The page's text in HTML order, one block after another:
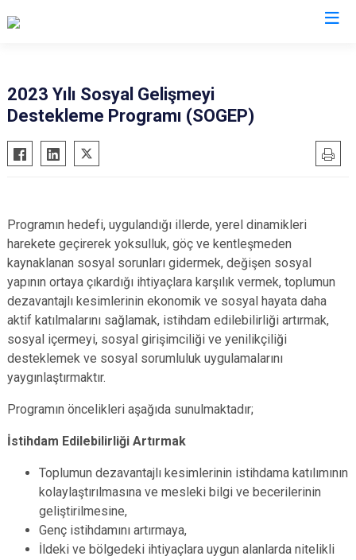
2023 Yılı Sosyal Gelişmeyi
Destekleme Programı (SOGEP)
Programın hedefi, uygulandığı illerde, yerel dinamikleri
harekete geçirerek yoksulluk, göç ve kentleşmeden
kaynaklanan sosyal sorunları gidermek, değişen sosyal
yapının ortaya çıkardığı ihtiyaçlara karşılık vermek, toplumun
dezavantajlı kesimlerinin ekonomik ve sosyal hayata daha
aktif katılmalarını sağlamak, istihdam edilebilirliği artırmak,
sosyal içermeyi, sosyal girişimciliği ve yenilikçiliği
desteklemek ve sosyal sorumluluk uygulamalarını
yaygınlaştırmaktır.
Programın öncelikleri aşağıda sunulmaktadır;
İstihdam Edilebilirliği Artırmak
Toplumun dezavantajlı kesimlerinin istihdama katılımının
kolaylaştırılmasına ve mesleki bilgi ve becerilerinin
geliştirilmesine,
Genç istihdamını artırmaya,
İldeki ve bölgedeki ihtiyaçlara uygun alanlarda nitelikli